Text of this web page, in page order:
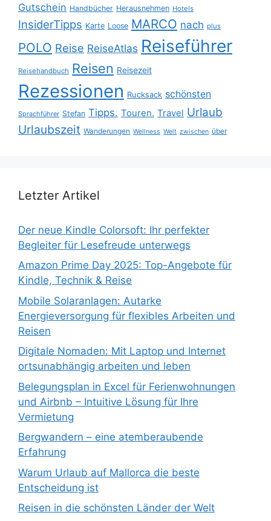
Gutschein Handbücher Herausnehmen Hotels
InsiderTipps Karte Loose MARCO nach plus
POLO Reise ReiseAtlas Reiseführer
Reisehandbuch Reisen Reisezeit
Rezessionen Rucksack schönsten
Sprachführer Stefan Tipps. Touren. Travel Urlaub
Urlaubszeit Wanderungen Wellness Welt zwischen über
Letzter Artikel
Der neue Kindle Colorsoft: Ihr perfekter
Begleiter für Lesefreude unterwegs
Amazon Prime Day 2025: Top-Angebote für
Kindle, Technik & Reise
Mobile Solaranlagen: Autarke
Energieversorgung für flexibles Arbeiten und
Reisen
Digitale Nomaden: Mit Laptop und Internet
ortsunabhängig arbeiten und leben
Belegungsplan in Excel für Ferienwohnungen
und Airbnb – Intuitive Lösung für Ihre
Vermietung
Bergwandern – eine atemberaubende
Erfahrung
Warum Urlaub auf Mallorca die beste
Entscheidung ist
Reisen in die schönsten Länder der Welt